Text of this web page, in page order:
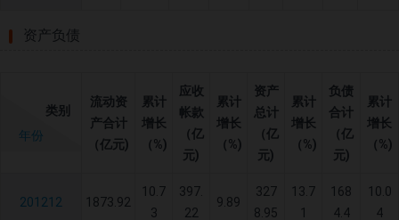
资产负债
类别
年份
流动资
产合计
（亿元)
累计
增长
（%)
应收
帐款
（亿
元)
累计
增长
（%)
资产
总计
（亿
元)
累计
增长
（%)
负债
合计
（亿
元)
累计
增长
（%)
201212 1873.92
10.7
3
397.
22
9.89
327
8.95
13.7
1
168
4.4
10.0
4